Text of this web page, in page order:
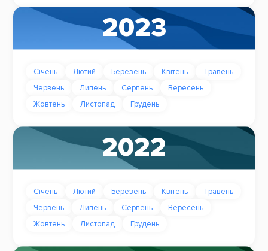
2023
Січень Лютий Березень Квітень
Травень
Червень
Липень Серпень
Вересень
Жовтень
Листопад Грудень
2022
Січень Лютий Березень Квітень
Травень
Червень
Липень Серпень
Вересень
Жовтень
Листопад Грудень